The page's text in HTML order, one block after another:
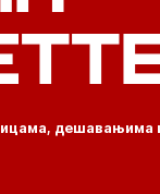
дешавањима